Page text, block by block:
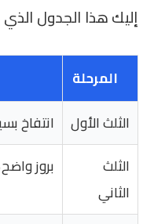
إليك هذا الجدول
المرحلة
الثلث الأول
انتفاخ
الثلث
الثاني
بروز